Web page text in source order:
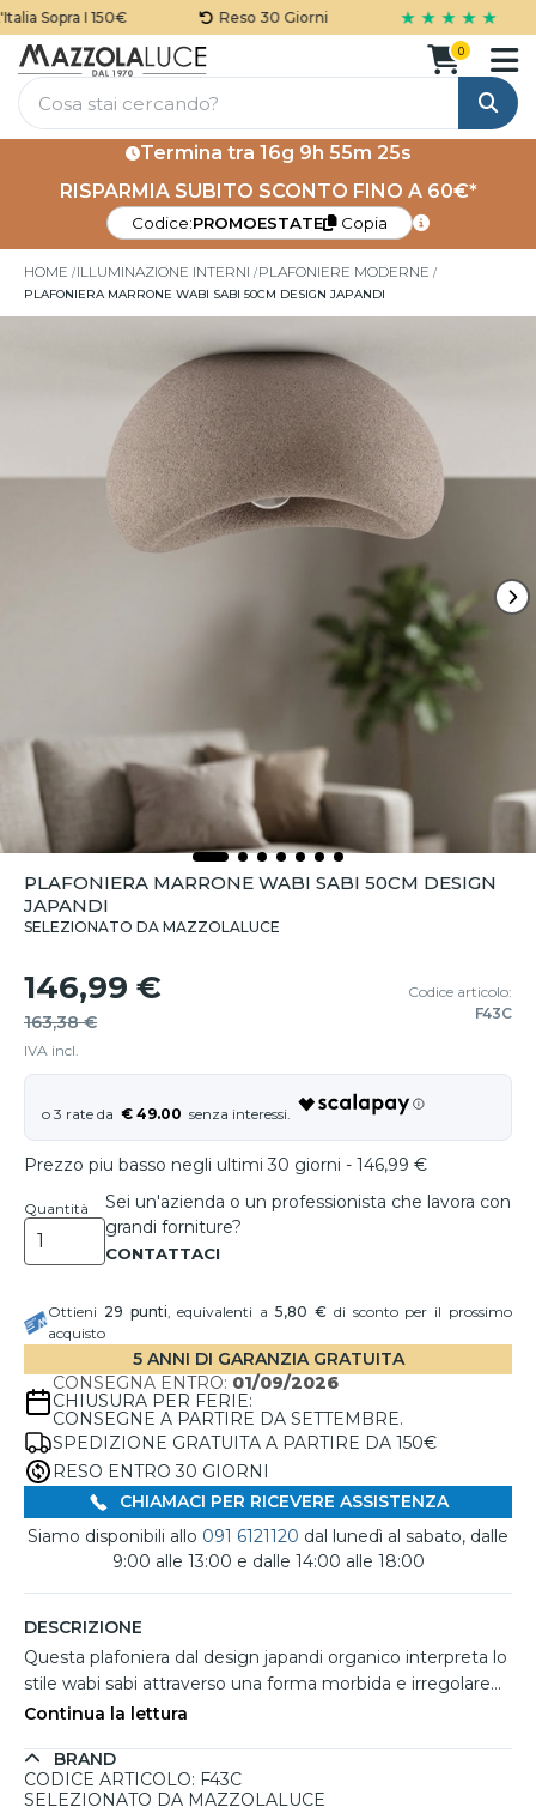
Sopra I 150€ Reso 30 Giorni ★ ★ ★ ★ ★
Cerca
0
Termina tra 16g 9h 55m 25s
RISPARMIA SUBITO SCONTO FINO A 60€*
Codice:PROMOESTATE Copia
HOME ILLUMINAZIONE INTERNI PLAFONIERE MODERNE
PLAFONIERA MARRONE WABI SABI 50CM DESIGN JAPANDI
PLAFONIERA MARRONE WABI SABI 50CM DESIGN
JAPANDI
SELEZIONATO DA MAZZOLALUCE
146,99 €
163,38 €
IVA incl.
Codice articolo:
F43C
€ 49.00
Prezzo piu basso negli ultimi 30 giorni - 146,99 €
Quantità
Sei un'azienda o un professionista che lavora con
grandi forniture?
Ottieni 29 punti, equivalenti a5,80 €di sconto per il prossimo
acquisto
5 ANNI DI GARANZIA GRATUITA
CONSEGNA ENTRO: 01/09/2026
CHIUSURA PER FERIE:
CONSEGNE A PARTIRE DA SETTEMBRE.
SPEDIZIONE GRATUITA A PARTIRE DA 150€
RESO ENTRO 30 GIORNI
CHIAMACI PER RICEVERE ASSISTENZA
Siamo disponibili allo 091 6121120 dal lunedì al sabato, dalle
9:00 alle 13:00 e dalle 14:00 alle 18:00
DESCRIZIONE
Questa plafoniera dal design japandi organico interpreta lo
stile wabi sabi attraverso una forma morbida e irregolare
che richiama una pietra naturale modellata dal tempo. La
marrone pietra dona profondità e calore agli ambienti,
rendendola ideale per soggiorni contemporanei, camere
Continua la lettura
BRAND
CODICE ARTICOLO: F43C
SELEZIONATO DA MAZZOLALUCE